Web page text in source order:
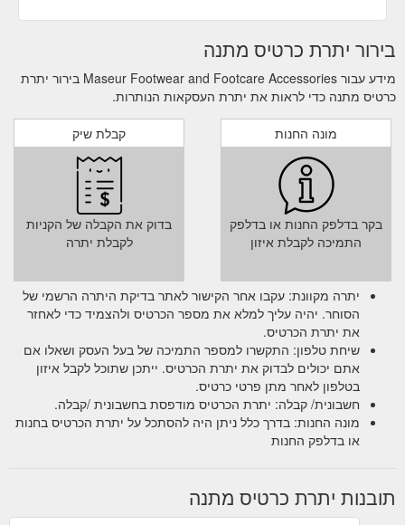
בירור יתרת כרטיס מתנה
מידע עבור Maseur Footwear and Footcare Accessories בירור יתרת
כרטיס מתנה כדי לראות את יתרת העסקאות הנותרות.
קבלת שיק
בדוק את הקבלה של הקניות
לקבלת יתרה
מונה החנות
בקר בדלפק החנות או בדלפק
התמיכה לקבלת איזון
יתרה מקוונת: עקבו אחר הקישור לאתר בדיקת היתרה הרשמי של
הסוחר. יהיה עליך למלא את מספר הכרטיס ולהצמיד כדי לאחזר
את יתרת הכרטיס.
שיחת טלפון: התקשרו למספר התמיכה של בעל העסק ושאלו אם
אתם יכולים לבדוק את יתרת הכרטיס. ייתכן שתוכל לקבל איזון
בטלפון לאחר מתן פרטי כרטיס.
חשבונית/ קבלה: יתרת הכרטיס מודפסת בחשבונית /קבלה.
מונה החנות: בדרך כלל ניתן היה להסתכל על יתרת הכרטיס בחנות
או בדלפק החנות
תובנות יתרת כרטיס מתנה